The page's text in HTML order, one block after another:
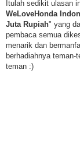
Itulah sedikit ulasan
WeLoveHonda
Juta Rupiah" yang
pembaca semua
menarik dan
berhadiahnya
teman :)